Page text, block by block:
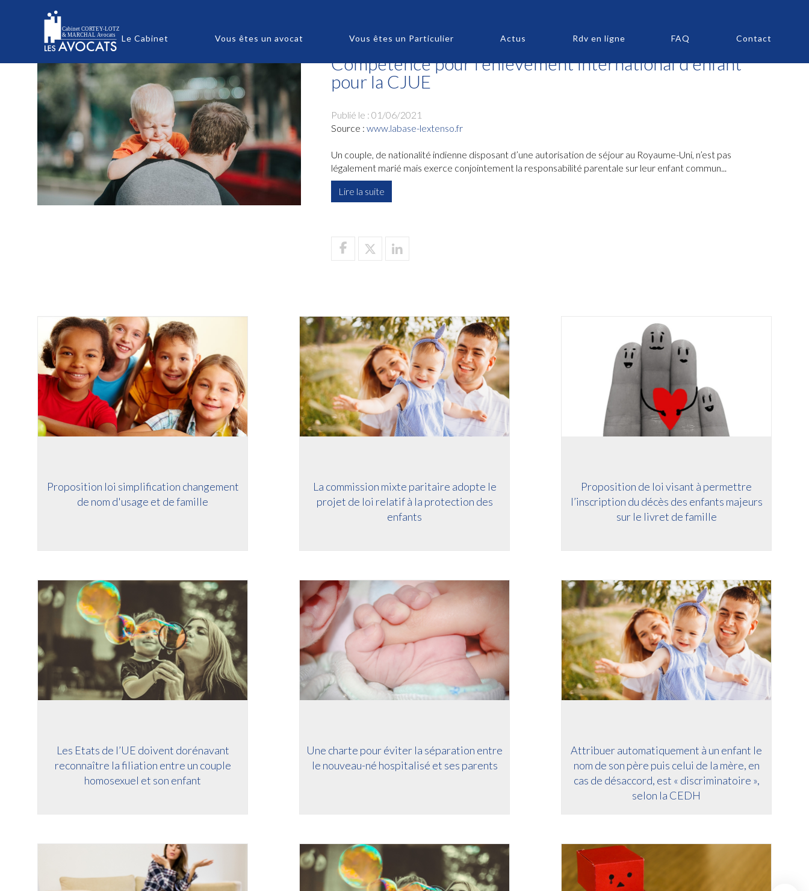
Le Cabinet Vous êtes un avocat Vous êtes un Particulier Actus Rdv en ligne FAQ Contact
Compétence pour l’enlèvement international d’enfant
pour la CJUE
Publié le : 01/06/2021
Source : www.labase-lextenso.fr
Un couple, de nationalité indienne disposant d’une autorisation de séjour au Royaume-Uni, n’est pas
légalement marié mais exerce conjointement la responsabilité parentale sur leur enfant commun...
Lire la suite
Proposition loi simplification changement
de nom d'usage et de famille
La commission mixte paritaire adopte le
projet de loi relatif à la protection des
enfants
Proposition de loi visant à permettre
l’inscription du décès des enfants majeurs
sur le livret de famille
Les Etats de l’UE doivent dorénavant
reconnaître la filiation entre un couple
homosexuel et son enfant
Une charte pour éviter la séparation entre
le nouveau-né hospitalisé et ses parents
Attribuer automatiquement à un enfant le
nom de son père puis celui de la mère, en
cas de désaccord, est « discriminatoire »,
selon la CEDH
Information sur les cookies